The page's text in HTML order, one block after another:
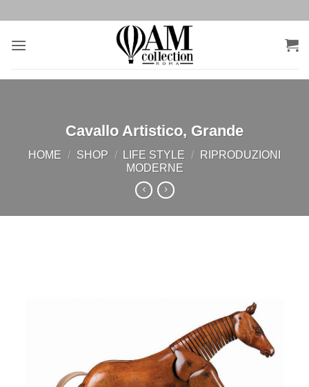
contenuti
Cavallo Artistico, Grande
HOME / SHOP / LIFE STYLE /
RIPRODUZIONI
MODERNE